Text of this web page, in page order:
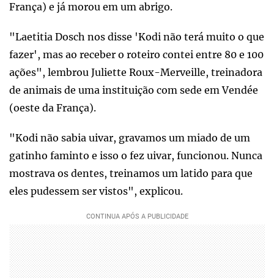
França) e já morou em um abrigo.
"Laetitia Dosch nos disse 'Kodi não terá muito o que
fazer', mas ao receber o roteiro contei entre 80 e 100
ações", lembrou Juliette Roux-Merveille, treinadora
de animais de uma instituição com sede em Vendée
(oeste da França).
"Kodi não sabia uivar, gravamos um miado de um
gatinho faminto e isso o fez uivar, funcionou. Nunca
mostrava os dentes, treinamos um latido para que
eles pudessem ser vistos", explicou.